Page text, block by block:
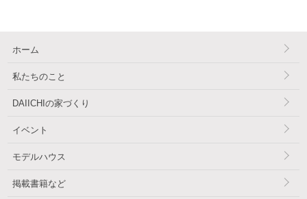
ホーム
私たちのこと
DAIICHIの家づくり
イベント
モデルハウス
掲載書籍など